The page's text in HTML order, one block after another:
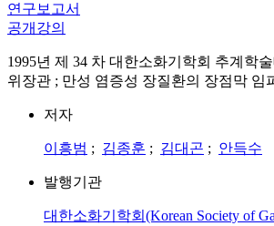
연구보고서
공개강의
1995년 제 34 차 대한소화기학회 추계학
위장관 ; 만성 염증성 장질환의 장점막 임
저자
이흥범 ; 김종훈 ; 김대곤 ; 안득수
발행기관
대한소화기학회(Korean Society of